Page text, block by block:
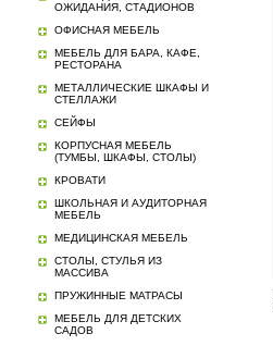
ОЖИДАНИЯ, СТАДИОНОВ
ОФИСНАЯ МЕБЕЛЬ
МЕБЕЛЬ ДЛЯ БАРА, КАФЕ,
РЕСТОРАНА
МЕТАЛЛИЧЕСКИЕ ШКАФЫ И
СТЕЛЛАЖИ
СЕЙФЫ
КОРПУСНАЯ МЕБЕЛЬ
(ТУМБЫ, ШКАФЫ, СТОЛЫ)
КРОВАТИ
ШКОЛЬНАЯ И АУДИТОРНАЯ
МЕБЕЛЬ
МЕДИЦИНСКАЯ МЕБЕЛЬ
СТОЛЫ, СТУЛЬЯ ИЗ
МАССИВА
ПРУЖИННЫЕ МАТРАСЫ
МЕБЕЛЬ ДЛЯ ДЕТСКИХ
САДОВ